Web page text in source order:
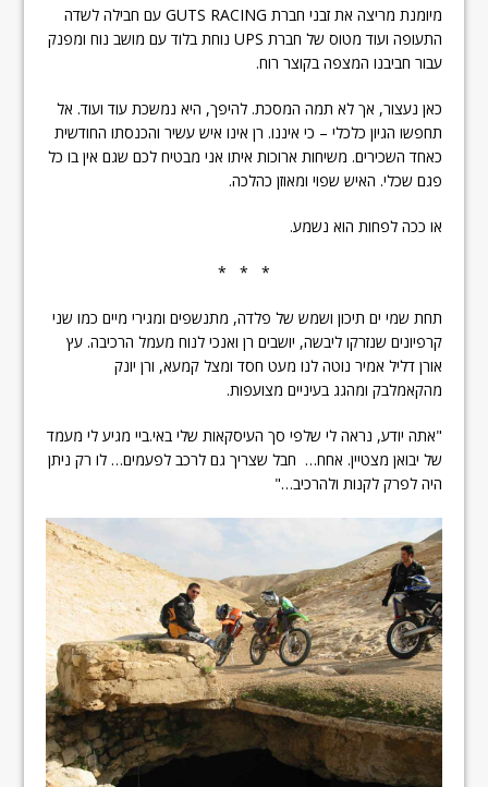
מיומנת מריצה את זבני חברת GUTS RACING עם חבילה לשדה
התעופה ועוד מטוס של חברת UPS נוחת בלוד עם מושב נוח ומפנק
עבור חביבנו המצפה בקוצר רוח.
כאן נעצור, אך לא תמה המסכת. להיפך, היא נמשכת עוד ועוד. אל
תחפשו הגיון כלכלי – כי איננו. רן אינו איש עשיר והכנסתו החודשית
כאחד השכירים. משיחות ארוכות איתו אני מבטיח לכם שגם אין בו כל
פגם שכלי. האיש שפוי ומאוזן כהלכה.
או ככה לפחות הוא נשמע.
* * *
תחת שמי ים תיכון ושמש של פלדה, מתנשפים ומגירי מיים כמו שני
קרפיונים שנזרקו ליבשה, יושבים רן ואנכי לנוח מעמל הרכיבה. עץ
אורן דליל אמיר נוטה לנו מעט חסד ומצל קמעא, ורן יונק
מהקאמלבק ומהגג בעיניים מצועפות.
"אתה יודע, נראה לי שלפי סך העיסקאות שלי באי.ביי מגיע לי מעמד
של יבואן מצטיין. אחח… חבל שצריך גם לרכב לפעמים… לו רק ניתן
היה לפרק לקנות ולהרכיב…"